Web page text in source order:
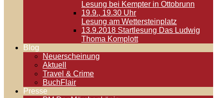
Lesung bei Kempter in Ottobrunn
19.9., 19.30 Uhr
Lesung am Wettersteinplatz
13.9.2018 Startlesung Das Ludwig
Thoma Komplott
Blog
Neuerscheinung
Aktuell
Travel & Crime
BuchFlair
Presse